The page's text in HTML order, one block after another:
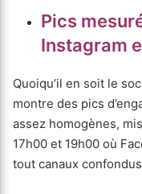
Pics
Instagram
Quoiqu’il en soit le
montre des pics
assez homogènes,
17h00 et 19h00 où
tout canaux